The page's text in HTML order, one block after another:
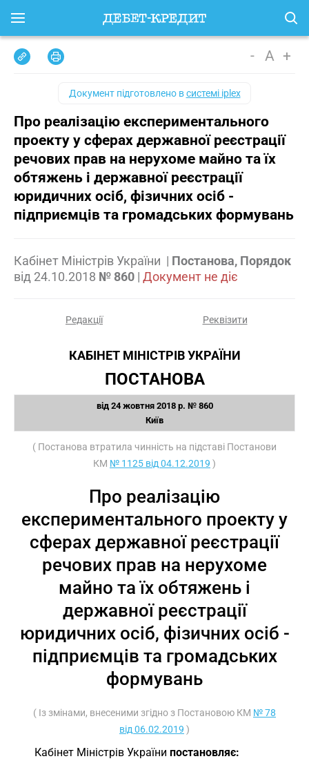
- A +
Документ підготовлено всистемі iplex
Про реалізацію експериментального
проекту у сферах державної реєстрації
речових прав на нерухоме майно та їх
обтяжень і державної реєстрації
юридичних осіб, фізичних осіб -
підприємців та громадських формувань
Кабінет Міністрів України | Постанова, Порядок
від 24.10.2018 № 860 | Документ не діє
Редакції Реквізити
КАБІНЕТ МІНІСТРІВ УКРАЇНИ
ПОСТАНОВА
від 24 жовтня 2018 р. № 860
Київ
( Постанова втратила чинність на підставі Постанови
КМ № 1125 від 04.12.2019 )
Про реалізацію
експериментального проекту у
сферах державної реєстрації
речових прав на нерухоме
майно та їх обтяжень і
державної реєстрації
юридичних осіб, фізичних осіб -
підприємців та громадських
формувань
( Із змінами, внесеними згідно з Постановою КМ № 78
від 06.02.2019 )
Кабінет Міністрів України постановляє: